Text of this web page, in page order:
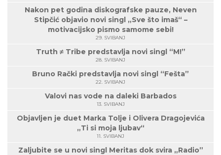
Nakon pet godina diskografske pauze, Neven
Stipčić objavio novi singl „Sve što imaš“ –
motivacijsko pismo samome sebi!
29. SVIBANJ
Truth ≠ Tribe predstavlja novi singl “M!”
28. SVIBANJ
Bruno Rački predstavlja novi singl “Fešta”
22. SVIBANJ
Valovi nas vode na daleki Barbados
13. SVIBANJ
Objavljen je duet Marka Tolje i Olivera Dragojevića
„Ti si moja ljubav“
11. SVIBANJ
Zaljubite se u novi singl Meritas dok svira „Radio”